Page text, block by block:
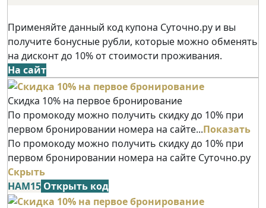
Применяйте данный код купона Суточно.ру и вы
получите бонусные рубли, которые можно обменять
на дисконт до 10% от стоимости проживания.
На сайт
Скидка 10% на первое бронирование
По промокоду можно получить скидку до 10% при
первом бронировании номера на сайте...Показать
По промокоду можно получить скидку до 10% при
первом бронировании номера на сайте Суточно.ру
Скрыть
НАМ15 Открыть код